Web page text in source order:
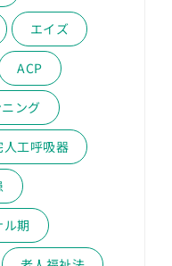
エイズ
ACP
ング
人工呼吸器
ル期